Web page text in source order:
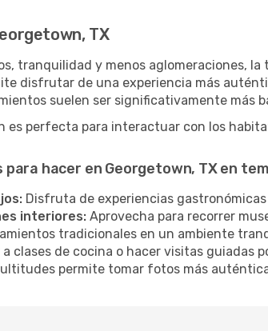
TX
tranquilidad y menos aglomeraciones,
disfrutar de una experiencia más
suelen ser significativamente más
es perfecta para interactuar con los
hacer en Georgetown, TX en
Disfruta de experiencias
interiores: Aprovecha para recorrer
tradicionales en un ambiente
clases de cocina o hacer visitas guiadas
permite tomar fotos más